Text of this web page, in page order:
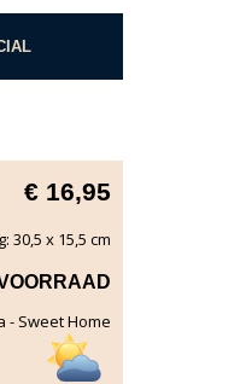
€ 16,95
30,5 x 15,5 cm
- Sweet Home